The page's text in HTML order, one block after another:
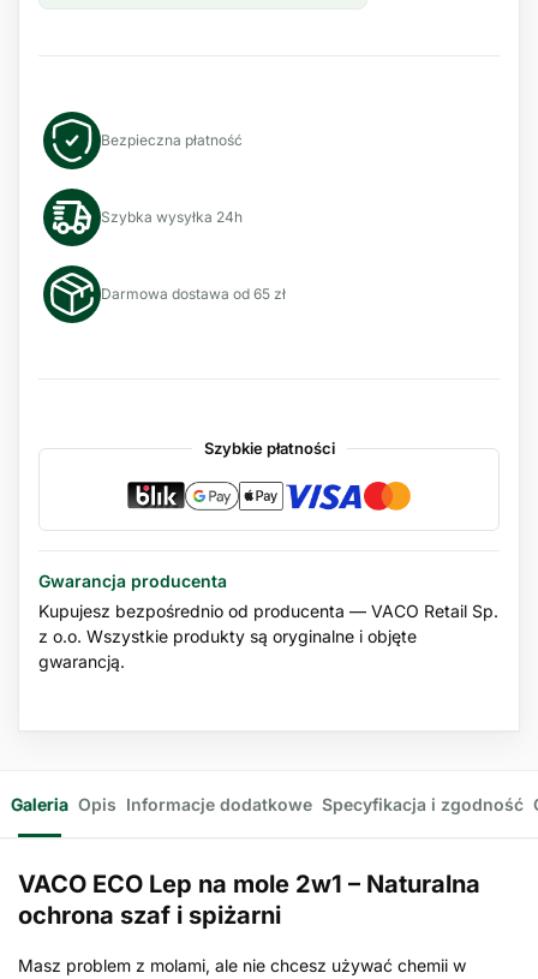
Bezpieczna płatność
Szybka wysyłka 24h
Darmowa dostawa od 65 zł
Szybkie płatności
Gwarancja producenta
Kupujesz bezpośrednio od producenta — VACO Retail Sp.
z o.o. Wszystkie produkty są oryginalne i objęte
gwarancją.
Galeria Opis Informacje dodatkowe Specyfikacja i zgodność
VACO ECO Lep na mole 2w1 – Naturalna
ochrona szaf i spiżarni
Masz problem z molami, ale nie chcesz używać chemii w